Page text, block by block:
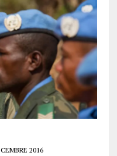
2016